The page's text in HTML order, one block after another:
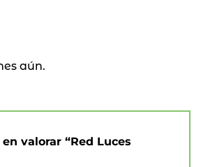
aún.
valorar “Red Luces